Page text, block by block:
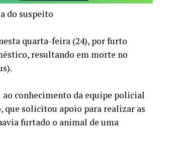
do suspeito
quarta-feira (24), por furto
resultando em morte no
ao conhecimento da equipe policial
solicitou apoio para realizar as
furtado o animal de uma